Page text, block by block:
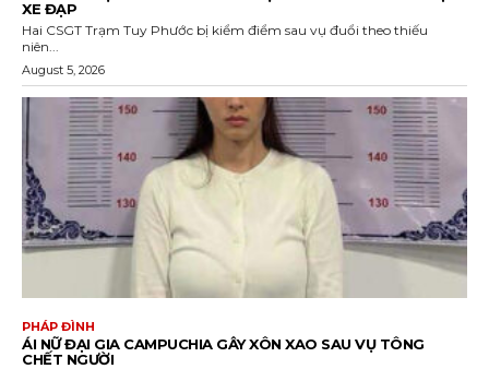
XE ĐẠP
Hai CSGT Trạm Tuy Phước bị kiểm điểm sau vụ đuổi theo thiếu
niên...
August 5, 2026
PHÁP ĐÌNH
ÁI NỮ ĐẠI GIA CAMPUCHIA GÂY XÔN XAO SAU VỤ TÔNG
CHẾT NGƯỜI